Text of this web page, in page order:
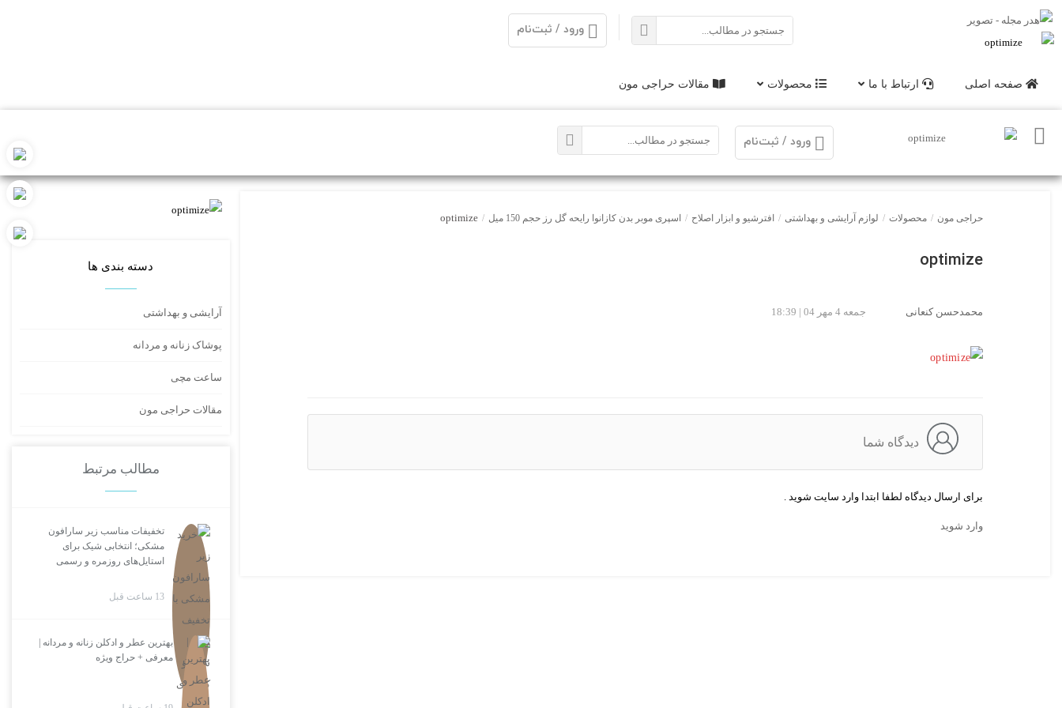
ورود / ثبت‌نام
صفحه اصلی ارتباط با ما محصولات مقالات حراجی مون
ورود / ثبت‌نام
حراجی مون / محصولات / لوازم آرایشی و بهداشتی / افترشیو و ابزار اصلاح / اسپری موبر بدن کازانوا رایحه گل رز حجم 150 میل /
optimize
optimize
محمدحسن کنعانی جمعه 4 مهر 04 | 18:39
دیدگاه شما
برای ارسال دیدگاه لطفا ابتدا وارد سایت شوید .
وارد شوید
دسته بندی ها
آرایشی و بهداشتی
پوشاک زنانه و مردانه
ساعت مچی
مقالات حراجی مون
مطالب مرتبط
تخفیفات مناسب زیر سارافون
مشکی؛ انتخابی شیک برای
استایل‌های روزمره و رسمی
13 ساعت قبل
بهترین عطر و ادکلن زنانه و مردانه |
معرفی + حراج ویژه